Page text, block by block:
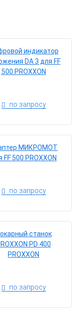
индикатор
DA 3 для FF
500 PROXXON
по запросу
МИКРОМОТ
FF 500 PROXXON
по запросу
станок
PD 400
PROXXON
по запросу